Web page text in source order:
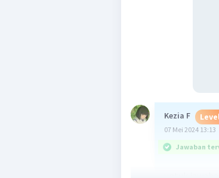
Kezia F
07 Mei 2024 13:13
Jawaban